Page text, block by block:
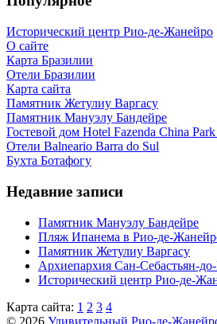
Исторический центр Рио-де-Жанейро
О сайте
Карта Бразилии
Отели Бразилии
Карта сайта
Памятник Жетулиу Варгасу
Памятник Мануэлу Бандейре
Гостевой дом Hotel Fazenda China
Отели Balneario Barra do Sul
Бухта Ботафогу
Недавние записи
Памятник Мануэлу Бандейре
Пляж Ипанема в Рио-де-
Памятник Жетулиу Варгасу
Архиепархия Сан-Себастьян-
Исторический центр Рио-де-
Карта сайта: 1 2 3 4
© 2026 Удивительный Рио-де-